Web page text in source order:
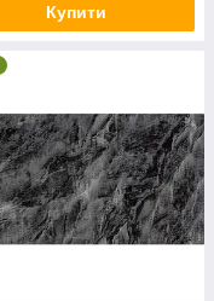
Купити